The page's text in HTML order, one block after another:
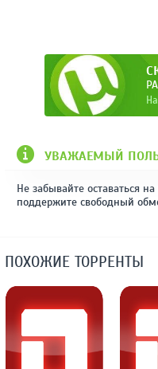
УВАЖАЕМЫЙ
Не забывайте оставаться
поддержите свободный
ПОХОЖИЕ ТОРРЕНТЫ